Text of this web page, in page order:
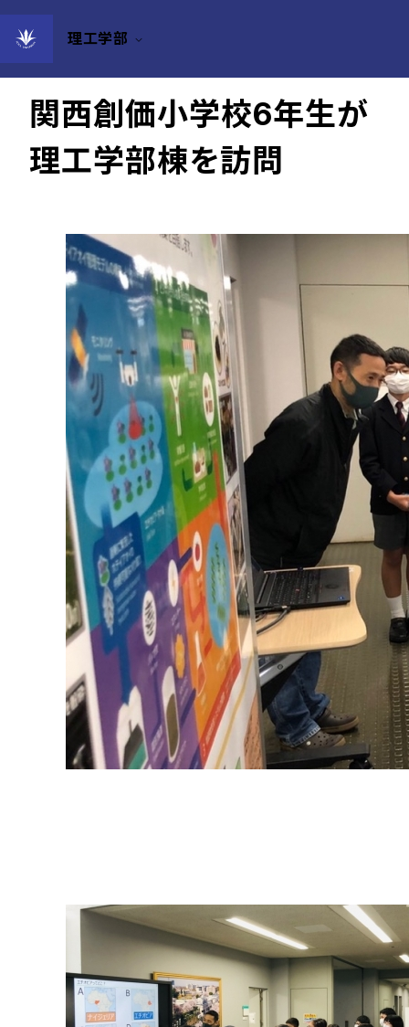
理工学部
2021年10月22日
関西創価小学校6年生が
理工学部棟を訪問